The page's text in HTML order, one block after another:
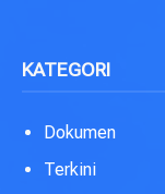
KATEGORI
Dokumen
Terkini